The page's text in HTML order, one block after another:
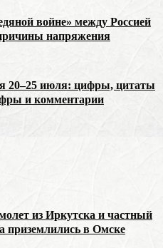
войне» между Россией
напряжения
20–25 июля: цифры, цитаты
и комментарии
из Иркутска и частный
приземлились в Омске